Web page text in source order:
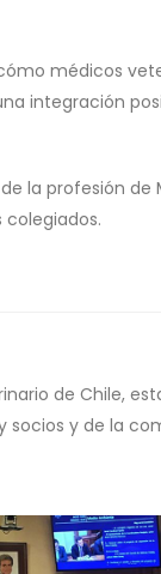
médicos
integración
la profesión de
de Chile,
y de la